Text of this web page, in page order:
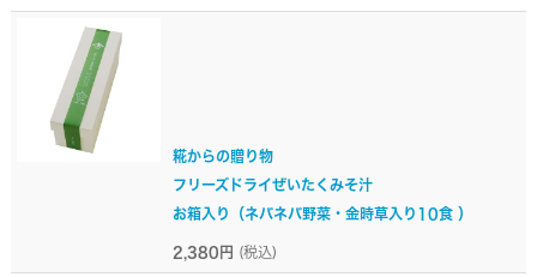
糀からの贈り物
フリーズドライぜいたくみそ汁
お箱入り（ネバネバ野菜・金時草入り10食 ）
2,380円 (税込)